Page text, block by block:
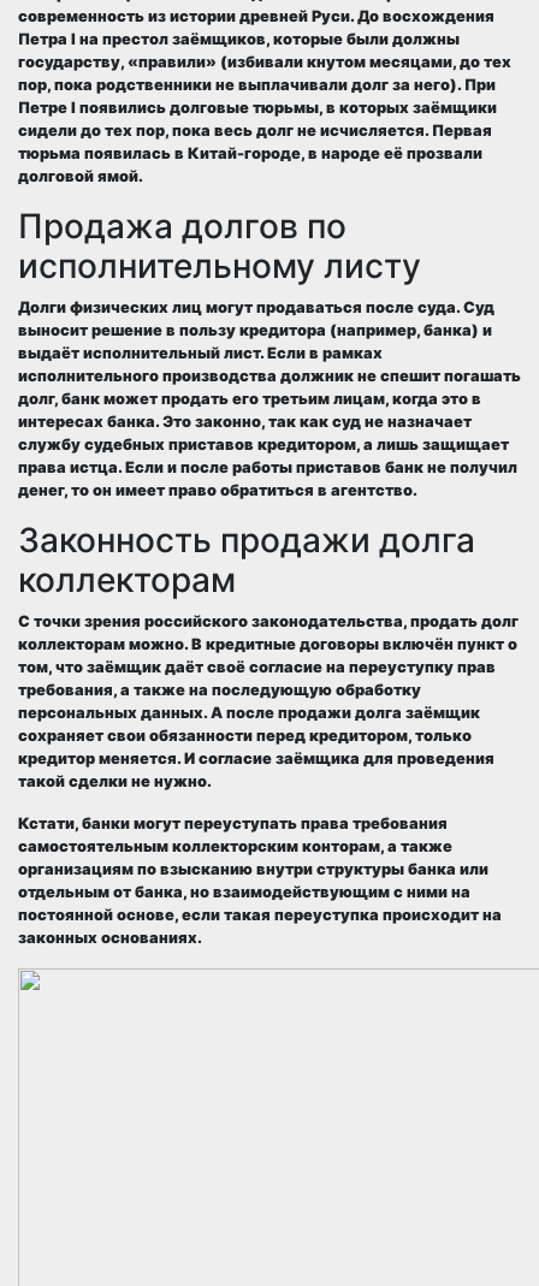
современность из истории древней Руси. До восхождения
Петра I на престол заёмщиков, которые были должны
государству, «правили» (избивали кнутом месяцами, до тех
пор, пока родственники не выплачивали долг за него). При
Петре I появились долговые тюрьмы, в которых заёмщики
сидели до тех пор, пока весь долг не исчисляется. Первая
тюрьма появилась в Китай-городе, в народе её прозвали
долговой ямой.
Продажа долгов по
исполнительному листу
Долги физических лиц могут продаваться после суда. Суд
выносит решение в пользу кредитора (например, банка) и
выдаёт исполнительный лист. Если в рамках
исполнительного производства должник не спешит погашать
долг, банк может продать его третьим лицам, когда это в
интересах банка. Это законно, так как суд не назначает
службу судебных приставов кредитором, а лишь защищает
права истца. Если и после работы приставов банк не получил
денег, то он имеет право обратиться в агентство.
Законность продажи долга
коллекторам
С точки зрения российского законодательства, продать долг
коллекторам можно. В кредитные договоры включён пункт о
том, что заёмщик даёт своё согласие на переуступку прав
требования, а также на последующую обработку
персональных данных. А после продажи долга заёмщик
сохраняет свои обязанности перед кредитором, только
кредитор меняется. И согласие заёмщика для проведения
такой сделки не нужно.
Кстати, банки могут переуступать права требования
самостоятельным коллекторским конторам, а также
организациям по взысканию внутри структуры банка или
отдельным от банка, но взаимодействующим с ними на
постоянной основе, если такая переуступка происходит на
законных основаниях.